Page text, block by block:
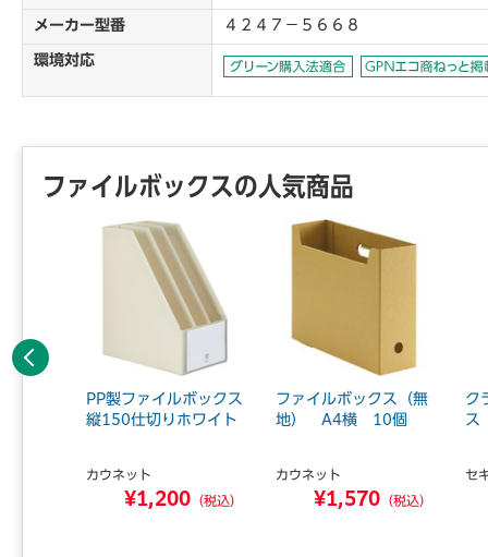
メーカー型番 ４２４７－５６６８
環境対応
ファイルボックスの人気商品
PP製ファイルボックス
縦150仕切りホワイト
カウネット
¥1,200 （税込）
ファイルボックス（無
地） A4横 10個
カウネット
¥1,570 （税込）
ク
セ
前へ